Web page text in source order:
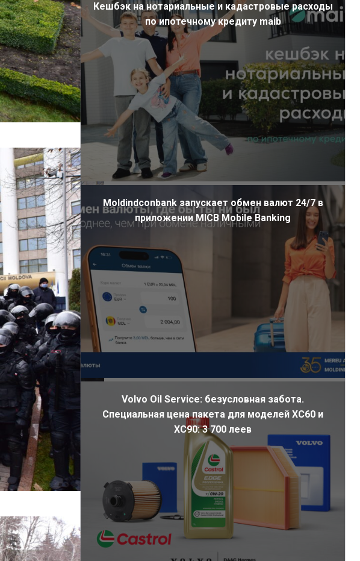
Кешбэк на нотариальные и кадастровые расходы
по ипотечному кредиту maib
Moldindconbank запускает обмен валют 24/7 в
приложении MICB Mobile Banking
Volvo Oil Service: безусловная забота.
Специальная цена пакета для моделей XC60 и
XC90: 3 700 леев